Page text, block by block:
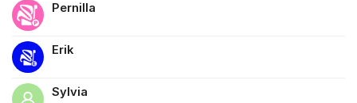
Pernilla
Erik
Sylvia